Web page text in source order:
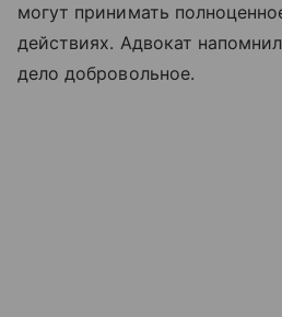
могут принимать
действиях. Адвокат
дело добровольное.